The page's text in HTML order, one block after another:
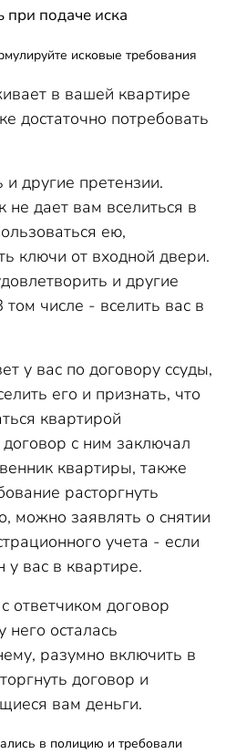
при подаче иска
исковые требования
в вашей квартире
достаточно потребовать
другие претензии.
не дает вам вселиться в
ею,
ключи от входной двери.
и другие
числе - вселить вас в
у вас по договору ссуды,
его и признать, что
квартирой
с ним заключал
квартиры, также
расторгнуть
можно заявлять о снятии
учета - если
у вас в квартире.
ответчиком договор
осталась
разумно включить в
договор и
вам деньги.
в полицию и требовали